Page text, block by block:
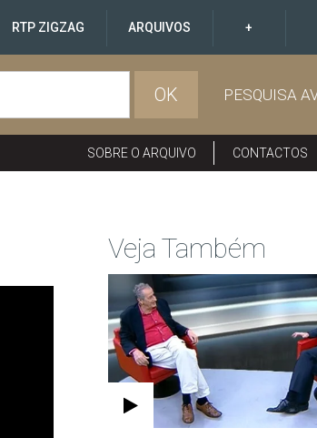
RTP ZIGZAG ARQUIVOS +
OK PESQUISA
SOBRE O ARQUIVO CONTACTOS
Veja Também